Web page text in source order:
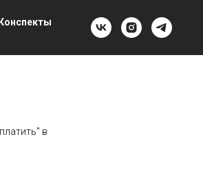
Конспекты
в